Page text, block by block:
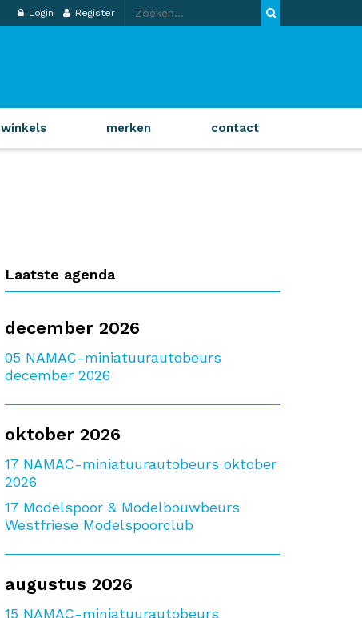
Login Register
winkels merken contact
Laatste agenda
december 2026
05 NAMAC-miniatuurautobeurs
december 2026
oktober 2026
17 NAMAC-miniatuurautobeurs oktober
2026
17 Modelspoor & Modelbouwbeurs
Westfriese Modelspoorclub
augustus 2026
15 NAMAC-miniatuurautobeurs